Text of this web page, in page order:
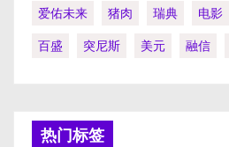
爱佑未来
猪肉 瑞典 电影
百盛
突尼斯 美元 融信
热门标签